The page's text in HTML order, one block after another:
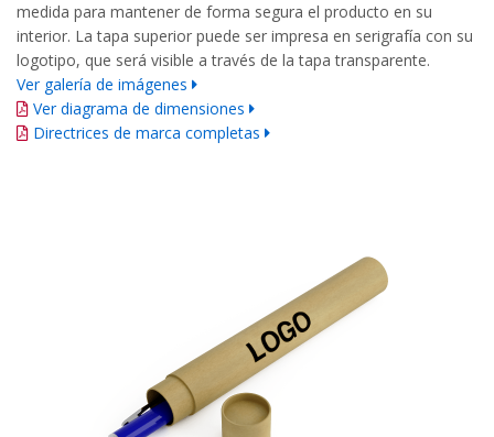
medida para mantener de forma segura el producto en su
interior. La tapa superior puede ser impresa en serigrafía con su
logotipo, que será visible a través de la tapa transparente.
Ver galería de imágenes
Ver diagrama de dimensiones
Directrices de marca completas